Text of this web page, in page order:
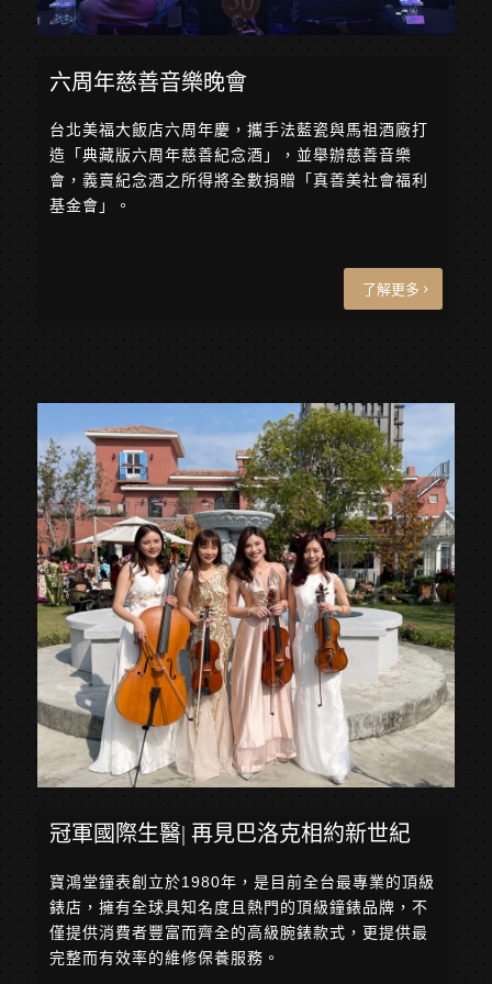
六周年慈善音樂晚會
台北美福大飯店六周年慶，攜手法藍瓷與馬祖酒廠打
造「典藏版六周年慈善紀念酒」，並舉辦慈善音樂
會，義賣紀念酒之所得將全數捐贈「真善美社會福利
基金會」。
了解更多
冠軍國際生醫| 再見巴洛克相約新世紀
寶鴻堂鐘表創立於1980年，是目前全台最專業的頂級
錶店，擁有全球具知名度且熱門的頂級鐘錶品牌，不
僅提供消費者豐富而齊全的高級腕錶款式，更提供最
完整而有效率的維修保養服務。